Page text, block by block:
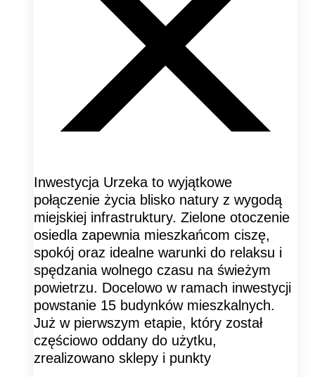
Inwestycja Urzeka to wyjątkowe
połączenie życia blisko natury z wygodą
miejskiej infrastruktury. Zielone otoczenie
osiedla zapewnia mieszkańcom ciszę,
spokój oraz idealne warunki do relaksu i
spędzania wolnego czasu na świeżym
powietrzu. Docelowo w ramach inwestycji
powstanie 15 budynków mieszkalnych.
Już w pierwszym etapie, który został
częściowo oddany do użytku,
zrealizowano sklepy i punkty